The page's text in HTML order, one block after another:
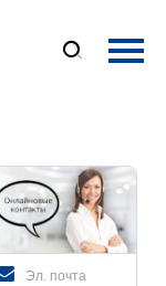

Эл. почта